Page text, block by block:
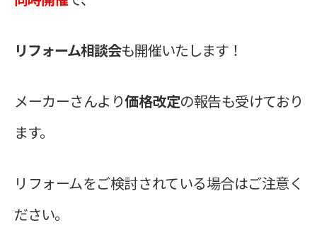
リフォーム相談会も開催いたします！
メーカーさんより価格改定の報告も受けており
ます。
リフォームをご検討されている場合はご注意く
ださい。